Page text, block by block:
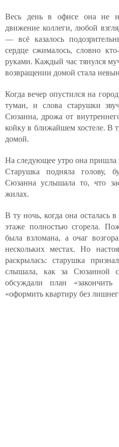
Весь день в офисе она не
движение коллеги, любой
— всё казалось
сердце сжималось, словно
руками. Каждый час тянулся
возвращении домой стала
Когда вечер опустился на
туман, и слова старушки
Сюзанна, дрожа от
койку в ближайшем хостеле. В
домой.
На следующее утро она пришла
Старушка подняла голову,
Сюзанна услышала то, что
жилах.
В ту ночь, когда она осталась
этаже полностью сгорела.
была взломана, а очаг
нескольких местах. Но
раскрылась: старушка
слышала, как за Сюзанной
обсуждали план
«оформить квартиру без